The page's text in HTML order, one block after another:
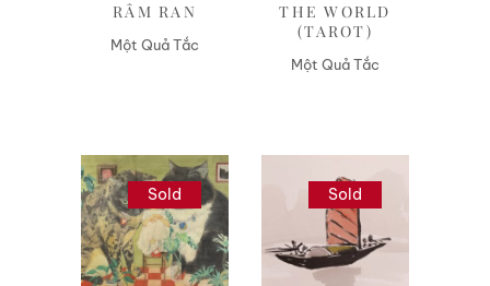
RÂM RAN
Một Quả Tắc
THE WORLD
(TAROT)
Một Quả Tắc
Sold
Liên hệ
Sold
Liên hệ